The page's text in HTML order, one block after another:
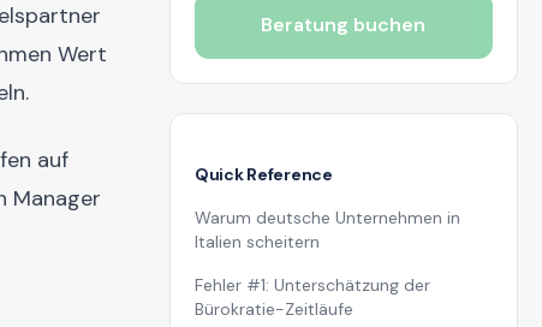
Wert
auf
Manager
Beratung buchen
Quick Reference
Warum deutsche Unternehmen in
Italien scheitern
Fehler #1: Unterschätzung der
Bürokratie-Zeitläufe